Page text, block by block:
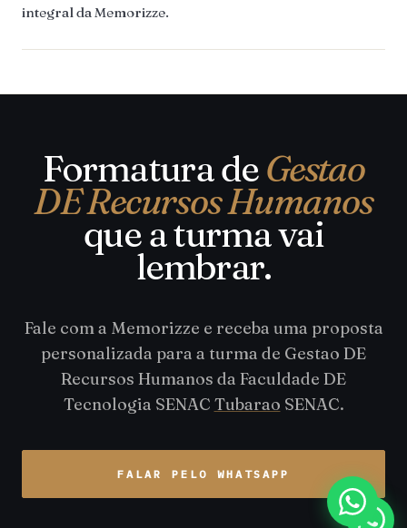
integral da Memorizze.
Formatura deGestao
DE Recursos Humanos
que a turma vai
lembrar.
Fale com a Memorizze e receba uma proposta
personalizada para a turma de Gestao DE
Recursos Humanos da Faculdade DE
Tecnologia SENAC Tubarao SENAC.
FALAR PELO WHATSAPP